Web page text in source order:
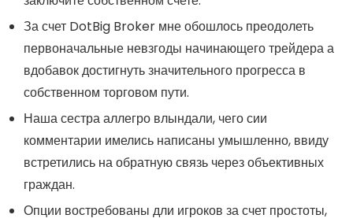
За счет DotBig Broker мне обошлось преодолеть
первоначальные невзгоды начинающего трейдера а
вдобавок достигнуть значительного прогресса в
собственном торговом пути.
Наша сестра аллегро влындали, чего сии
комментарии имелись написаны умышленно, ввиду
встретились на обратную связь через объективных
граждан.
Опции востребованы дли игроков за счет простоты,